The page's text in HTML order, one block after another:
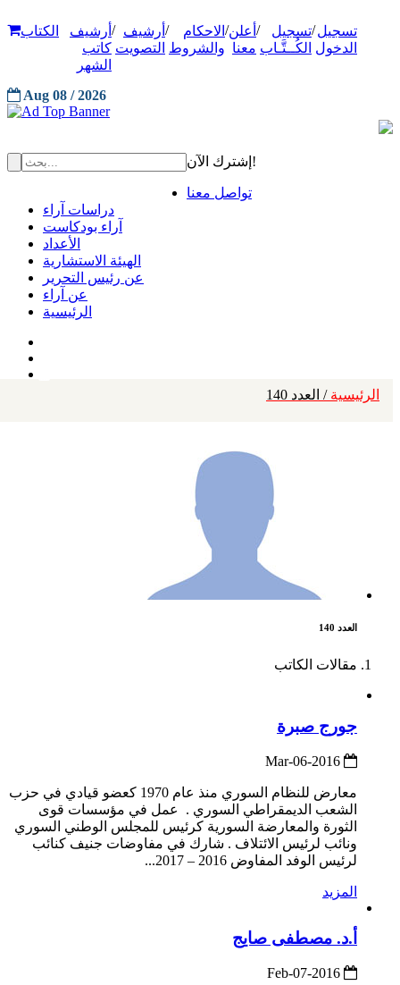
تسجيل
الدخول
/تسجيل
الكُــتَّـاب
/ أعلن
معنا
/ الاحكام
والشروط
/ أرشيف
التصويت
/ أرشيف
كاتب
الشهر
الكتاب
Aug 08 / 2026
إشترك الآن!
تواصل معنا
دراسات آراء
آراء بودكاست
الأعداد
الهيئة الاستشارية
عن رئيس التحرير
عن آراء
الرئيسية
الرئيسية / العدد 140
العدد 140
مقالات الكاتب
جورج صبرة
معارض للنظام السوري منذ عام 1970 كعضو قيادي في حزب
الشعب الديمقراطي السوري . عمل في مؤسسات قوى
الثورة والمعارضة السورية كرئيس للمجلس الوطني السوري
ونائب لرئيس الائتلاف . شارك في مفاوضات جنيف كنائب
لرئيس الوفد المفاوض 2016 – 2017...
المزيد
أ.د. مصطفى صايج